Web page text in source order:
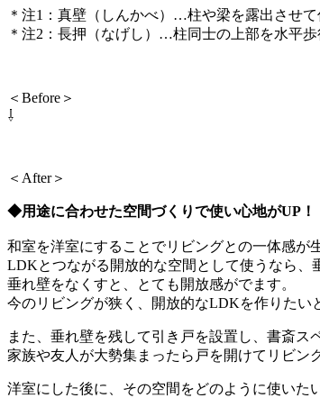
＊注1：真壁（しんかべ）…柱や梁を露出させ
＊注2：長押（なげし）…柱同士の上部を水平
＜Before＞
⇩
＜After＞
◆用途に合わせた空間づくりで使い心地がUP！
和室を洋室にすることでリビングとの一体感が
LDKとつながる開放的な空間として使うなら、
垂れ壁をなくすと、とても開放感がでます。
今のリビングが狭く、開放的なLDKを作りたい
また、垂れ壁を残して引き戸を設置し、書斎ス
家族や友人が大勢集まったら戸を開けてリビン
洋室にした後に、その空間をどのように使いた